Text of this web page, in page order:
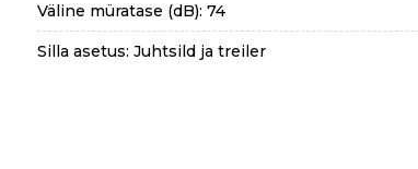
Väline müratase (dB): 74
Silla asetus: Juhtsild ja treiler